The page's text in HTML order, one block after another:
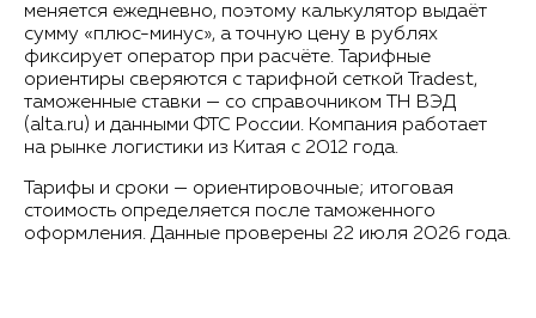
меняется ежедневно, поэтому калькулятор выдаёт
сумму «плюс-минус», а точную цену в рублях
фиксирует оператор при расчёте. Тарифные
ориентиры сверяются с тарифной сеткой Tradest,
таможенные ставки — со справочником ТН ВЭД
(alta.ru) и данными ФТС России. Компания работает
на рынке логистики из Китая с 2012 года.
Тарифы и сроки — ориентировочные; итоговая
стоимость определяется после таможенного
оформления. Данные проверены 22 июля 2026 года.